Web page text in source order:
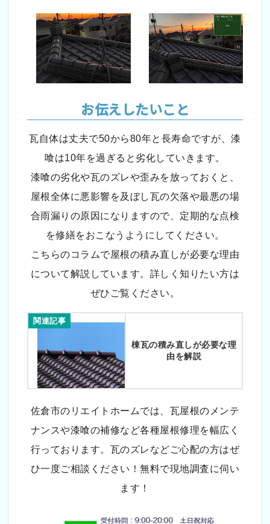
お伝えしたいこと
瓦自体は丈夫で50から80年と長寿命ですが、漆
喰は10年を過ぎると劣化していきます。
漆喰の劣化や瓦のズレや歪みを放っておくと、
屋根全体に悪影響を及ぼし瓦の欠落や最悪の場
合雨漏りの原因になりますので、定期的な点検
を修繕をおこなうようにしてください。
こちらのコラムで屋根の積み直しが必要な理由
について解説しています。詳しく知りたい方は
ぜひご覧ください。
関連記事
棟瓦の積み直しが必要な理
由を解説
佐倉市のリエイトホームでは、瓦屋根のメンテ
ナンスや漆喰の補修など各種屋根修理を幅広く
行っております。瓦のズレなどご心配の方はぜ
ひ一度ご相談ください！無料で現地調査に伺い
ます！